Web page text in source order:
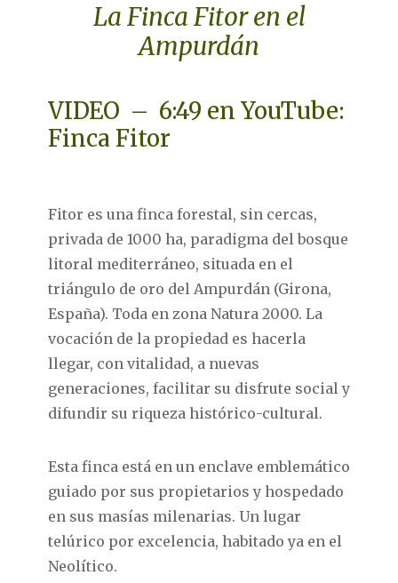
La Finca Fitor en el
Ampurdán
VIDEO – 6:49 en YouTube:
Finca Fitor
Fitor es una finca forestal, sin cercas,
privada de 1000 ha, paradigma del bosque
litoral mediterráneo, situada en el
triángulo de oro del Ampurdán (Girona,
España). Toda en zona Natura 2000. La
vocación de la propiedad es hacerla
llegar, con vitalidad, a nuevas
generaciones, facilitar su disfrute social y
difundir su riqueza histórico-cultural.
Esta finca está en un enclave emblemático
guiado por sus propietarios y hospedado
en sus masías milenarias. Un lugar
telúrico por excelencia, habitado ya en el
Neolítico.